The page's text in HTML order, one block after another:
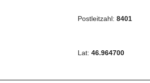
Postleitzahl: 8401
Lat: 46.964700